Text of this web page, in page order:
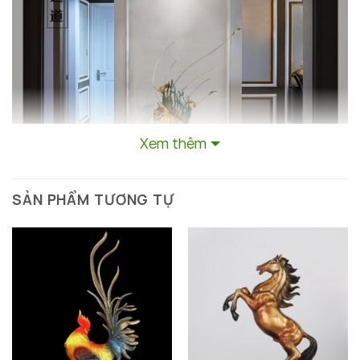
Tượng đầu ngựa cao cấp
Ý Nghĩa Phong Thủy Của Tượng Đầu Ngựa
Tượng đầu ngựa, đặc biệt là khi được chế tác từ
Xem thêm
SẢN PHẨM TƯƠNG TỰ